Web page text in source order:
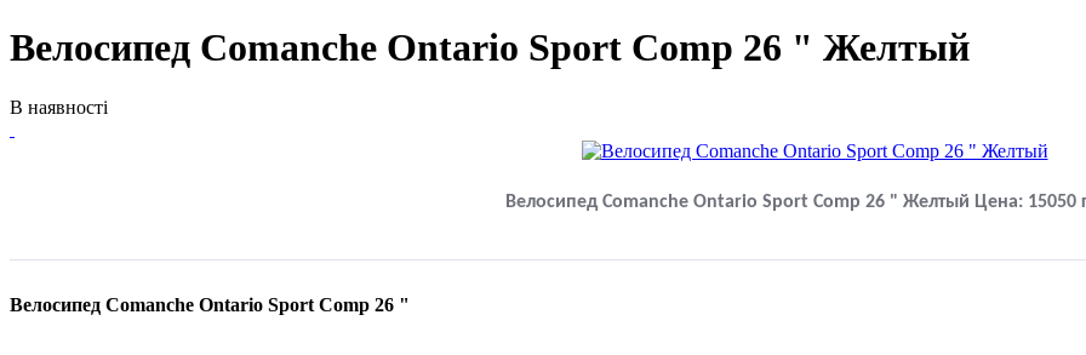
Велосипед Comanche Ontario Sport Comp 26 " Желтый
В наявності
Велосипед Comanche Ontario Sport Comp 26 " Желтый Цена:15050
Велосипед Comanche Ontario Sport Comp 26 "